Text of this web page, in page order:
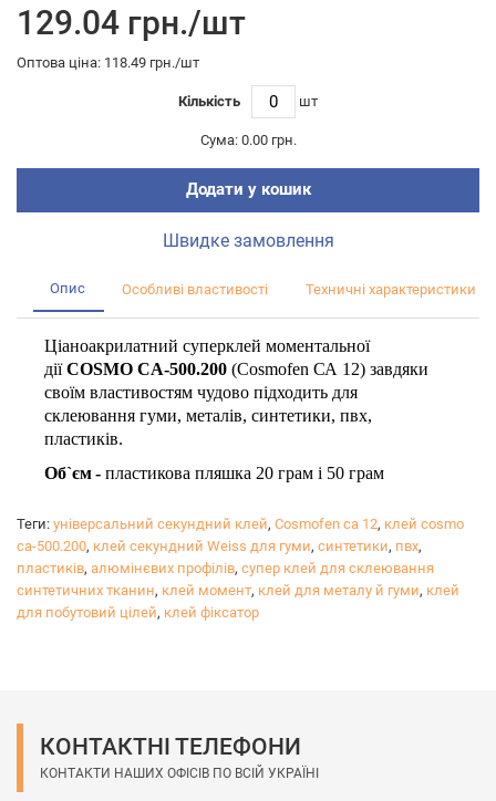
129.04 грн./шт
Оптова цiна: 118.49 грн./шт
Кількість шт
Сума: 0.00 грн.
Додати у кошик
Швидке замовлення
Опис Особливі властивості Техничні характеристики
Ціаноакрилатний суперклей моментальної
діїCOSMO CA-500.200 (Cosmofen СА 12) завдяки
своїм властивостям чудово підходить для
склеювання гуми, металів, синтетики, пвх,
пластиків.
Об`єм- пластикова пляшка 20 грам і 50 грам
Теги: універсальний секундний клей, Cosmofen ca 12, клей cosmo
ca-500.200, клей cекундний Weiss для гуми, синтетики, пвх,
пластиків, алюмінєвих профілів, супер клей для склеювання
синтетичних тканин, клей момент, клей для металу й гуми, клей
для побутовий цілей, клей фіксатор
КОНТАКТНІ ТЕЛЕФОНИ
КОНТАКТИ НАШИХ ОФІСІВ ПО ВСІЙ УКРАЇНІ